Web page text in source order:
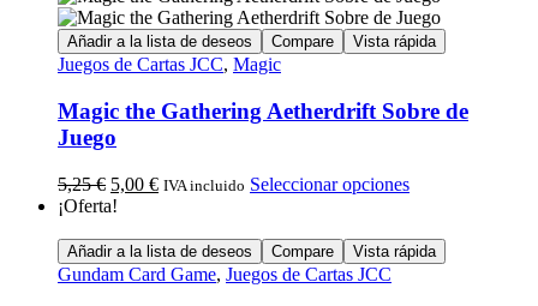
Añadir a la lista de deseos Compare Vista rápida
Juegos de Cartas JCC, Magic
Magic the Gathering Aetherdrift Sobre de
Juego
5,25€ 5,00 € IVA incluido Seleccionar opciones
¡Oferta!
Añadir a la lista de deseos Compare Vista rápida
Gundam Card Game, Juegos de Cartas JCC